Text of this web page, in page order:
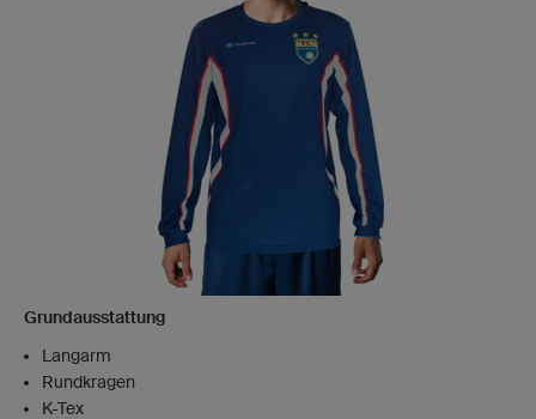
Grundausstattung
Langarm
Rundkragen
K-Tex